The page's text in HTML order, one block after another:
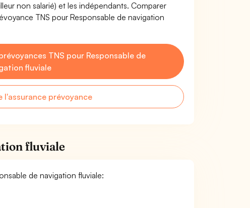
non salarié) et les indépendants. Comparer
TNS pour Responsable de navigation
TNS pour Responsable de
fluviale
l'assurance prévoyance
fluviale
de navigation fluviale: